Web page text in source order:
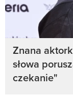
Znana
słowa
czekanie"